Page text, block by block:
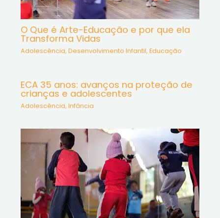
O Que é Arte-Educação e por que ela
Transforma Vidas
Adolescência, Desenvolvimento Infantil, Educação
ECA 35 anos: avanços na proteção de
crianças e adolescentes
Adolescência, Infância